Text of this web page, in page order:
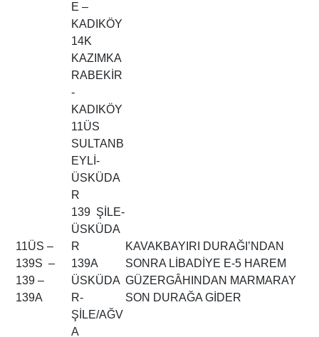
E –
KADIKÖY
14K
KAZIMKA
RABEKİR
-
KADIKÖY
11ÜS –
139S –
139 –
139A
11ÜS
SULTANB
EYLİ-
ÜSKÜDA
R
KAVAKBAYIRI DURAĞI’NDAN
SONRA LİBADİYE E-5 HAREM
GÜZERGÂHINDAN MARMARAY
SON DURAĞA GİDER
139 ŞİLE-
ÜSKÜDA
R
139A
ÜSKÜDA
R-
ŞİLE/AĞV
A